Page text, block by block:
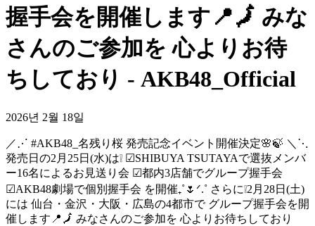
握手会を開催します📍🗾 みな
さんのご参加を 心よりお待
ちしており - AKB48_Official
2026년 2월 18일
／⋰ #AKB48_名残り桜 発売記念イベント開催決定🌸🍃 ＼⋱
発売日の2月25日(水)は❕ ☑︎SHIBUYA TSUTAYAで選抜メンバ
ー16名によるお見送り会 ☑︎都内3店舗でグループ握手会
☑︎AKB48劇場で個別握手会 を開催₊˚🌷ᐟ.˚ さらに❕2月28日(土)
には 仙台・金沢・大阪・広島の4都市で グループ握手会を開
催します📍🗾 みなさんのご参加を 心よりお待ちしており